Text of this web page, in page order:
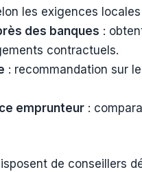
les exigences
des banques :
contractuels.
: recommandation sur
emprunteur :
de conseillers